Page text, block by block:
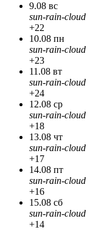
9.08 вс
sun-rain-cloud
+22
10.08 пн
sun-rain-cloud
+23
11.08 вт
sun-rain-cloud
+24
12.08 ср
sun-rain-cloud
+18
13.08 чт
sun-rain-cloud
+17
14.08 пт
sun-rain-cloud
+16
15.08 сб
sun-rain-cloud
+14